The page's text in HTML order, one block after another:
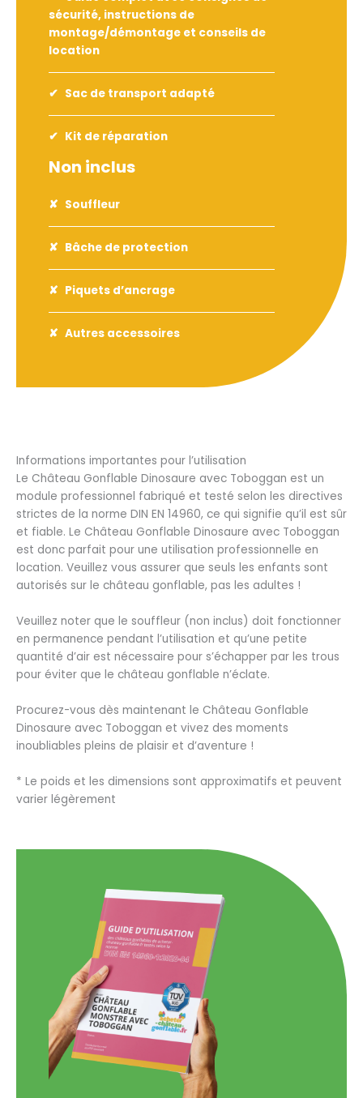
sécurité, instructions de
montage/démontage et conseils de
location
Sac de transport adapté
Kit de réparation
Non inclus
Souffleur
Bâche de protection
Piquets d’ancrage
Autres accessoires
Informations importantes pour l’utilisation
Le Château Gonflable Dinosaure avec Toboggan est un
module professionnel fabriqué et testé selon les directives
strictes de la norme DIN EN 14960, ce qui signifie qu’il est sûr
et fiable. Le Château Gonflable Dinosaure avec Toboggan
est donc parfait pour une utilisation professionnelle en
location. Veuillez vous assurer que seuls les enfants sont
autorisés sur le château gonflable, pas les adultes !
Veuillez noter que le souffleur (non inclus) doit fonctionner
en permanence pendant l’utilisation et qu’une petite
quantité d’air est nécessaire pour s’échapper par les trous
pour éviter que le château gonflable n’éclate.
Procurez-vous dès maintenant le Château Gonflable
Dinosaure avec Toboggan et vivez des moments
inoubliables pleins de plaisir et d’aventure !
* Le poids et les dimensions sont approximatifs et peuvent
varier légèrement